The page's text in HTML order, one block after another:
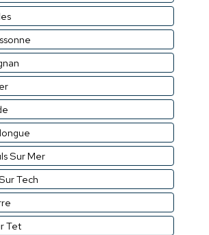
Sur Mer
Tech
Tet